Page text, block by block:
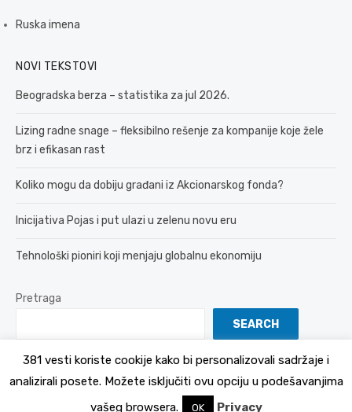
Ruska imena
NOVI TEKSTOVI
Beogradska berza – statistika za jul 2026.
Lizing radne snage – fleksibilno rešenje za kompanije koje žele
brz i efikasan rast
Koliko mogu da dobiju građani iz Akcionarskog fonda?
Inicijativa Pojas i put ulazi u zelenu novu eru
Tehnološki pioniri koji menjaju globalnu ekonomiju
Pretraga
SEARCH
Politika Privatnosti
381 vesti koriste cookije kako bi personalizovali sadržaje i
analizirali posete. Možete isključiti ovu opciju u podešavanjima
vašeg browsera.
OK Privacy